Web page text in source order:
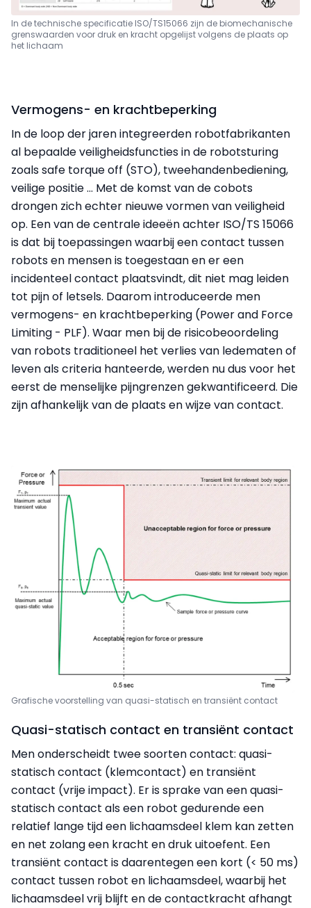
In de technische specificatie ISO/TS15066 zijn de biomechanische
grenswaarden voor druk en kracht opgelijst volgens de plaats op
het lichaam
Vermogens- en krachtbeperking
In de loop der jaren integreerden robotfabrikanten
al bepaalde veiligheidsfuncties in de robotsturing
zoals safe torque off (STO), tweehandenbediening,
veilige positie … Met de komst van de cobots
drongen zich echter nieuwe vormen van veiligheid
op. Een van de centrale ideeën achter ISO/TS 15066
is dat bij toepassingen waarbij een contact tussen
robots en mensen is toegestaan en er een
incidenteel contact plaatsvindt, dit niet mag leiden
tot pijn of letsels. Daarom introduceerde men
vermogens- en krachtbeperking (Power and Force
Limiting - PLF). Waar men bij de risicobeoordeling
van robots traditioneel het verlies van ledematen of
leven als criteria hanteerde, werden nu dus voor het
eerst de menselijke pijngrenzen gekwantificeerd. Die
zijn afhankelijk van de plaats en wijze van contact.
Grafische voorstelling van quasi-statisch en transiënt contact
Quasi-statisch contact en transiënt contact
Men onderscheidt twee soorten contact: quasi-
statisch contact (klemcontact) en transiënt
contact (vrije impact). Er is sprake van een quasi-
statisch contact als een robot gedurende een
relatief lange tijd een lichaamsdeel klem kan zetten
en net zolang een kracht en druk uitoefent. Een
transiënt contact is daarentegen een kort (< 50 ms)
contact tussen robot en lichaamsdeel, waarbij het
lichaamsdeel vrij blijft en de contactkracht afhangt